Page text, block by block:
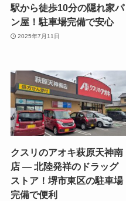
駅から徒歩10分の隠れ家パ
ン屋！駐車場完備で安心
2025年7月11日
クスリのアオキ萩原天神南
店 — 北陸発祥のドラッグ
ストア！堺市東区の駐車場
完備で便利